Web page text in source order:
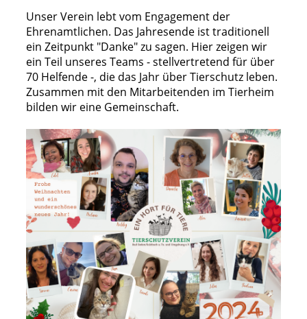
Unser Verein lebt vom Engagement der
Ehrenamtlichen. Das Jahresende ist traditionell
ein Zeitpunkt "Danke" zu sagen. Hier zeigen wir
ein Teil unseres Teams - stellvertretend für über
70 Helfende -, die das Jahr über Tierschutz leben.
Zusammen mit den Mitarbeitenden im Tierheim
bilden wir eine Gemeinschaft.